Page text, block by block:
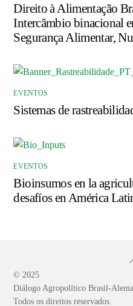
Direito à Alimentação
Intercâmbio binacional
Segurança Alimentar,
EVENTOS
Sistemas de
EVENTOS
Bioinsumos en la
desafíos en América
© 2025
Diálogo Agropolítico Brasil-
Todos os direitos reservados.